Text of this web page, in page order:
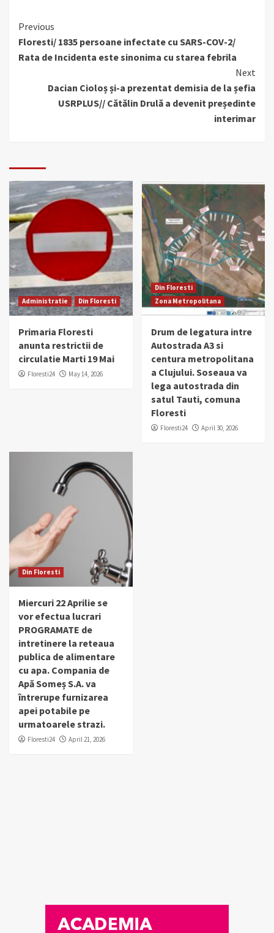
Continue
Reading
Previous
Floresti/ 1835 persoane infectate cu SARS-COV-2/
Rata de Incidenta este sinonima cu starea febrila
Next
Dacian Cioloș și-a prezentat demisia de la șefia
USRPLUS// Cătălin Drulă a devenit președinte
interimar
Administratie Din Floresti
Primaria Floresti
anunta restrictii de
circulatie Marti 19 Mai
Floresti24 May 14, 2026
Din Floresti
Zona Metropolitana
Drum de legatura intre
Autostrada A3 si
centura metropolitana
a Clujului. Soseaua va
lega autostrada din
satul Tauti, comuna
Floresti
Floresti24 April 30, 2026
Din Floresti
Miercuri 22 Aprilie se
vor efectua lucrari
PROGRAMATE de
intretinere la reteaua
publica de alimentare
cu apa. Compania de
Apă Someș S.A. va
întrerupe furnizarea
apei potabile pe
urmatoarele strazi.
Floresti24 April 21, 2026